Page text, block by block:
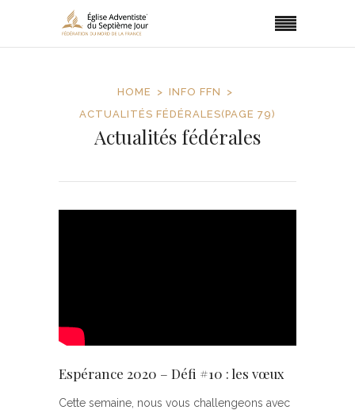
HOME
INFO FFN
ACTUALITÉS FÉDÉRALES(PAGE 79)
Actualités fédérales
Espérance 2020 – Défi #10 : les vœux
Cette semaine, nous vous challengeons avec